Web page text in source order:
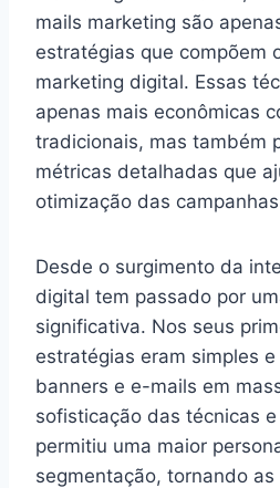
mails marketing são
estratégias que compõem
marketing digital. Essas
apenas mais econômicas
tradicionais, mas também
métricas detalhadas que
otimização das
Desde o surgimento da
digital tem passado por
significativa. Nos seus
estratégias eram simples
banners e e-mails em
sofisticação das técnicas
permitiu uma maior
segmentação, tornando